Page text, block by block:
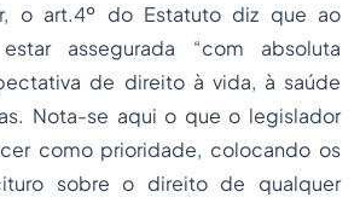
o art.4º do Estatuto diz que ao
assegurada “com absoluta
de direito à vida, à saúde
Nota-se aqui o que o legislador
como prioridade, colocando os
sobre o direito de qualquer